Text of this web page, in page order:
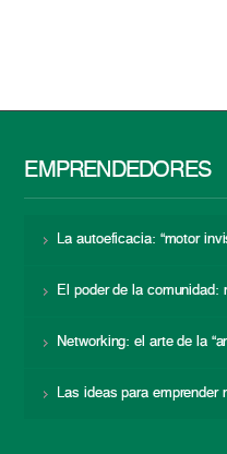
EMPRENDEDORES
La autoeficacia: “motor
El poder de la comunidad:
Networking: el arte de la
Las ideas para emprender